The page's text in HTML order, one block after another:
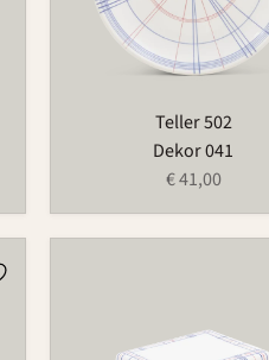
Teller 502
Dekor 041
€ 41,00